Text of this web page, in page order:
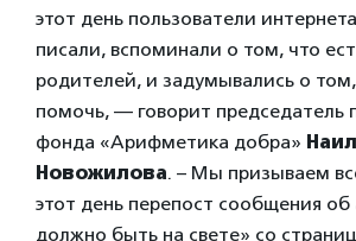
этот день пользователи
писали, вспоминали о том, что
родителей, и задумывались о
помочь, — говорит председатель
фонда «Арифметика добра»
Новожилова. – Мы призываем
этот день перепост сообщения
должно быть на свете» со